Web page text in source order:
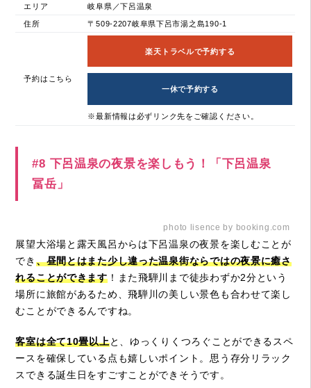
エリア 岐阜県／下呂温泉
住所 〒509-2207岐阜県下呂市湯之島190-1
予約はこちら
楽天トラベルで予約する
一休で予約する
※最新情報は必ずリンク先をご確認ください。
#8 下呂温泉の夜景を楽しもう！「下呂温泉
冨岳」
photo lisence by booking.com
展望大浴場と露天風呂からは下呂温泉の夜景を楽しむことが
でき 、昼間とはまた少し違った温泉街ならではの夜景に癒さ
れることができます！また飛騨川まで徒歩わずか2分という
場所に旅館があるため、飛騨川の美しい景色も合わせて楽し
むことができるんですね。
客室は全て10畳以上と、ゆっくりくつろぐことができるスペ
ースを確保している点も嬉しいポイント。思う存分リラック
スできる誕生日をすごすことができそうです。